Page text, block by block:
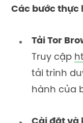
Các bước thực
Tải Tor
Truy cập
tải trình
hành của